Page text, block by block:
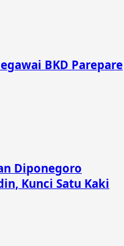
BKD Parepare
Diponegoro
Kunci Satu Kaki